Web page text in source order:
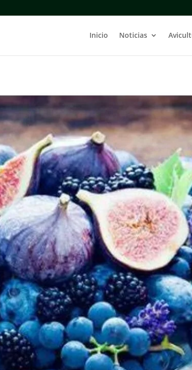
Inicio Noticias